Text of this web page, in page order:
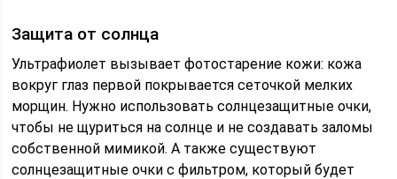
Защита от солнца
Ультрафиолет вызывает фотостарение кожи: кожа
вокруг глаз первой покрывается сеточкой мелких
морщин. Нужно использовать солнцезащитные очки,
чтобы не щуриться на солнце и не создавать заломы
собственной мимикой. А также существуют
солнцезащитные очки с фильтром, который будет